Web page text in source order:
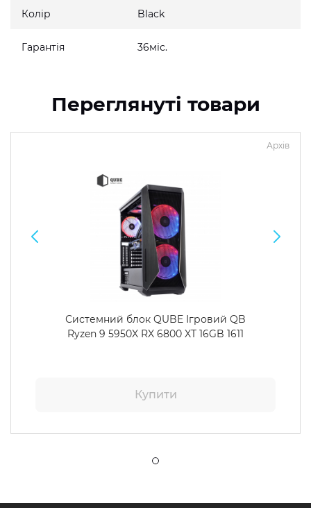
Колір Black
Гарантія 36міс.
Переглянуті товари
Архів
Системний блок QUBE Ігровий QB
Ryzen 9 5950X RX 6800 XT 16GB 1611
Купити